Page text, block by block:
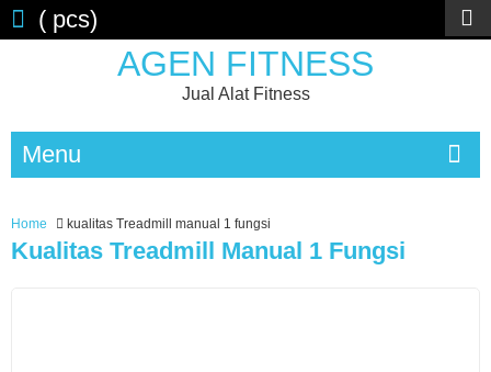
AGEN FITNESS
Jual Alat Fitness
( pcs)
Menu
Home kualitas Treadmill manual 1 fungsi
Kualitas Treadmill Manual 1 Fungsi